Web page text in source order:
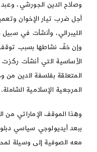
وصلاح الدين الجورشي،
أجل ضرب تيار الإخوان
الليبرالي، وأنشأت في
وإن خفّ نشاطها بسبب توقف
الأساسية التي أنشأت
المتعلقة بفلسفة الدين من
المرجعية الإسلامية الشاملة.
وهذا الموقف الإماراتي
ببعد أيديولوجي سياسي
معه الصوفية إلى وسيلة